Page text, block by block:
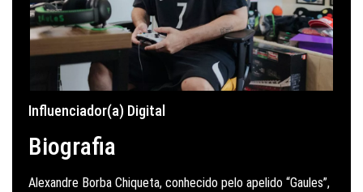
Influenciador(a) Digital
Biografia
Alexandre Borba Chiqueta, conhecido pelo apelido “Gaules”,